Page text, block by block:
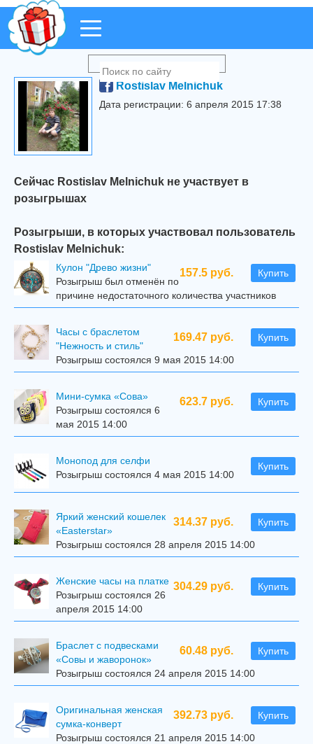
Rostislav Melnichuk
Дата регистрации: 6 апреля 2015 17:38
Сейчас Rostislav Melnichuk не участвует в
розыгрышах
Розыгрыши, в которых участвовал пользователь
Rostislav Melnichuk:
157.5 руб. Купить
Кулон "Древо жизни"
Розыгрыш был отменён по
причине недостаточного количества участников
169.47 руб. Купить
Часы с браслетом
"Нежность и стиль"
Розыгрыш состоялся 9 мая 2015 14:00
623.7 руб. Купить
Мини-сумка «Сова»
Розыгрыш состоялся 6
мая 2015 14:00
Купить
Mонопод для селфи
Розыгрыш состоялся 4 мая 2015 14:00
314.37 руб. Купить
Яркий женский кошелек
«Easterstar»
Розыгрыш состоялся 28 апреля 2015 14:00
304.29 руб. Купить
Женские часы на платке
Розыгрыш состоялся 26
апреля 2015 14:00
60.48 руб. Купить
Браслет с подвесками
«Совы и жаворонок»
Розыгрыш состоялся 24 апреля 2015 14:00
392.73 руб. Купить
Оригинальная женская
сумка-конверт
Розыгрыш состоялся 21 апреля 2015 14:00